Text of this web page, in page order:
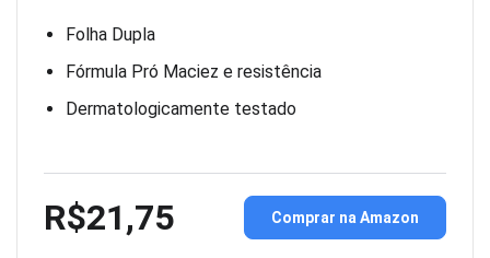
Folha Dupla
Fórmula Pró Maciez e resistência
Dermatologicamente testado
R$21,75 Comprar na Amazon